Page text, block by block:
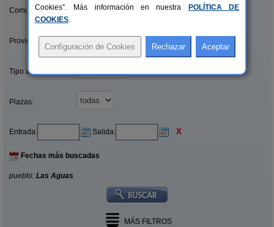
Comunidades:
Provincias/Islas:
Tipo alquiler:
Plazas:
Entrada: Salida: X
Fechas más buscadas
pueblo: Las Aguas
MÁS FILTROS
Cookies”. Más información en nuestra
POLÍTICA DE
COOKIES.